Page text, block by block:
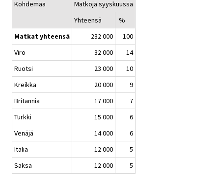
Kohdemaa
Matkoja syyskuussa
Yhteensä
%
Matkat yhteensä
232 000
100
Viro
32 000
14
Ruotsi
23 000
10
Kreikka
20 000
9
Britannia
17 000
7
Turkki
15 000
6
Venäjä
14 000
6
Italia
12 000
5
Saksa
12 000 5